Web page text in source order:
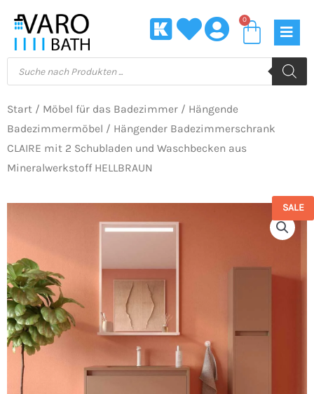
Inhalt
springen
0
Products
search
Start / Möbel für das Badezimmer / Hängende
Badezimmermöbel / Hängender Badezimmerschrank
CLAIRE mit 2 Schubladen und Waschbecken aus
Mineralwerkstoff HELLBRAUN
SALE